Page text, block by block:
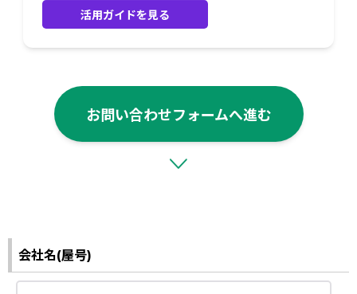
活用ガイドを見る
お問い合わせフォームへ進む
会社名(屋号)